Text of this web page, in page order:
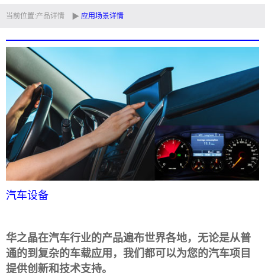
技术支持
视频中心
新闻中心
联系我们
定制品
当前位置:产品详情 应用场景详情
汽车设备
华之晶在汽车行业的产品遍布世界各地，无论是从普
通的到复杂的车载应用，我们都可以为您的汽车项目
提供创新和技术支持。